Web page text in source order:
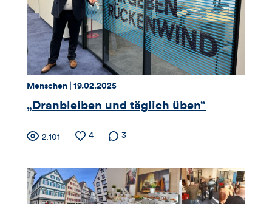
Thema:
Menschen | Datum:
19.02.2025
„Dranbleiben und täglich üben“
Zähler
für
Views,
Anzahl
2.101
Anzahl
4
Anzahl der
3